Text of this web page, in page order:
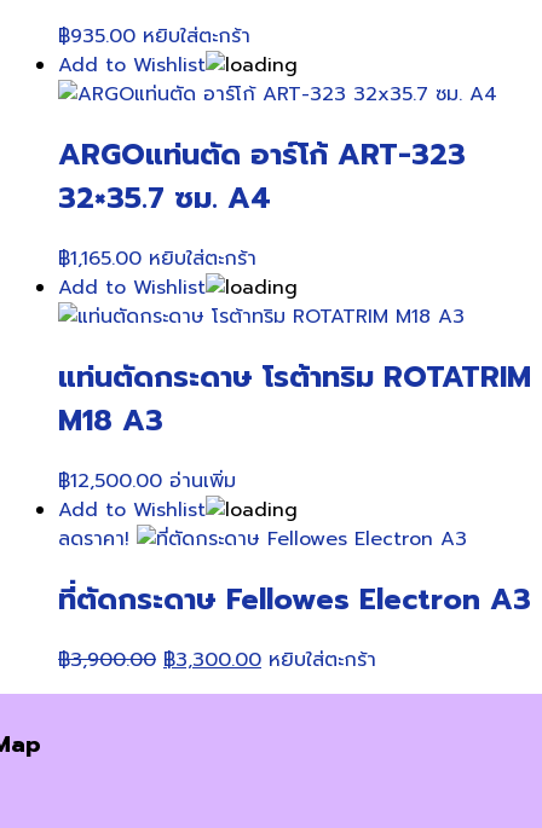
฿935.00 หยิบใส่ตะกร้า
Add to Wishlist
ARGOแท่นตัด อาร์โก้ ART-323
32×35.7 ซม. A4
฿1,165.00 หยิบใส่ตะกร้า
Add to Wishlist
แท่นตัดกระดาษ โรต้าทริม ROTATRIM
M18 A3
฿12,500.00 อ่านเพิ่ม
Add to Wishlist
ลดราคา!
ที่ตัดกระดาษ Fellowes Electron A3
฿3,900.00 Original
price
฿3,300.00Current
price
หยิบใส่ตะกร้า